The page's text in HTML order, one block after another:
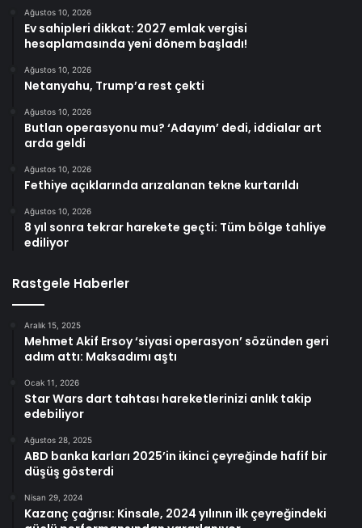
Ağustos 10, 2026
Ev sahipleri dikkat: 2027 emlak vergisi
hesaplamasında yeni dönem başladı!
Ağustos 10, 2026
Netanyahu, Trump’a rest çekti
Ağustos 10, 2026
Butlan operasyonu mu? ‘Adayım’ dedi, iddialar art
arda geldi
Ağustos 10, 2026
Fethiye açıklarında arızalanan tekne kurtarıldı
Ağustos 10, 2026
8 yıl sonra tekrar harekete geçti: Tüm bölge tahliye
ediliyor
Rastgele Haberler
Aralık 15, 2025
Mehmet Akif Ersoy ‘siyasi operasyon’ sözünden geri
adım attı: Maksadımı aştı
Ocak 11, 2026
Star Wars dart tahtası hareketlerinizi anlık takip
edebiliyor
Ağustos 28, 2025
ABD banka karları 2025’in ikinci çeyreğinde hafif bir
düşüş gösterdi
Nisan 29, 2024
Kazanç çağrısı: Kinsale, 2024 yılının ilk çeyreğindeki